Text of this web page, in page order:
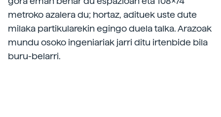
metroko azalera du; hortaz, adituek uste dute
milaka partikularekin egingo duela talka. Arazoak
mundu osoko ingeniariak jarri ditu irtenbide bila
buru-belarri.